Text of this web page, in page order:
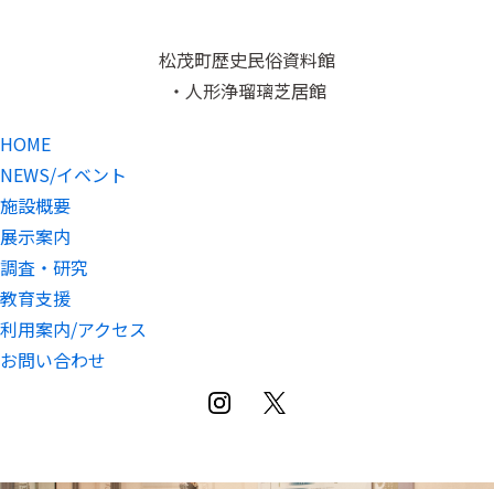
松茂町歴史民俗資料館
・人形浄瑠璃芝居館
HOME
NEWS/イベント
施設概要
展示案内
調査・研究
教育支援
利用案内/アクセス
お問い合わせ